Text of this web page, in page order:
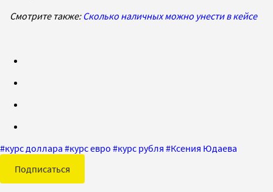
Смотрите также: Сколько наличных можно унести в кейсе
#курс доллара #курс евро #курс рубля #Ксения Юдаева
Подписаться